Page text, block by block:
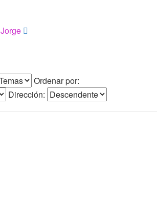
Jorge
Ordenar por:
Dirección: